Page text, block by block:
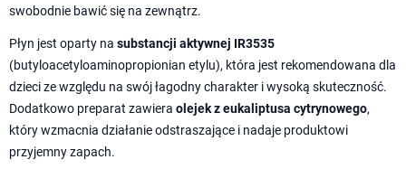
swobodnie bawić się na zewnątrz.
Płyn jest oparty na substancji aktywnej IR3535
(butyloacetyloaminopropionian etylu), która jest rekomendowana dla
dzieci ze względu na swój łagodny charakter i wysoką skuteczność.
Dodatkowo preparat zawiera olejek z eukaliptusa cytrynowego,
który wzmacnia działanie odstraszające i nadaje produktowi
przyjemny zapach.